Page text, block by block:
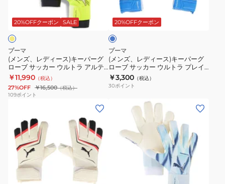
ル
ト
ラ
プ
レ
イ
RC
ィ
メ
ッ
ト
SHOWTIME
PACK
ス)
キ
ー
パ
ー
グ
ロ
サ
ッ
20%OFFクーポン SALE
プーマ
(メンズ、レディース)キーパーグ
ローブ サッカー ウルトラ アルテ
ィ ハイブリッド 04208111
￥11,990 （税込）
27%OFF ￥16,500（税込）
109ポイント
ス)
キ
ー
パ
ー
グ
20%OFFクーポン
ブ
ル
ー
プーマ
(メンズ、レディース)キーパーグ
ローブ サッカー ウルトラ プレイ
RC 04208401
￥3,300 （税込）
30ポイント
ズ)
ジ
ズ、
ラ